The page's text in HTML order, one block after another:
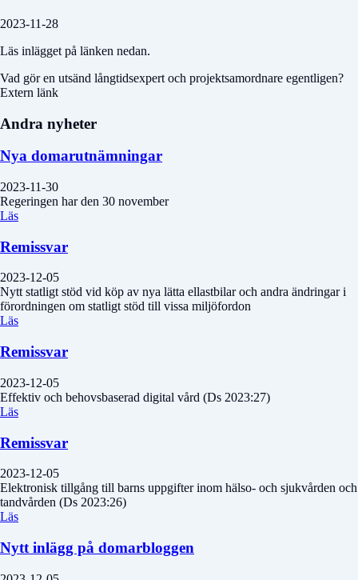
2023-11-28
Läs inlägget på länken nedan.
Vad gör en utsänd långtidsexpert och projektsamordnare egentligen?
Extern länk
Andra nyheter
Nya domarutnämningar
2023-11-30
Regeringen har den 30 november
Läs
Remissvar
2023-12-05
Nytt statligt stöd vid köp av nya lätta ellastbilar och andra ändringar i
förordningen om statligt stöd till vissa miljöfordon
Läs
Remissvar
2023-12-05
Effektiv och behovsbaserad digital vård (Ds 2023:27)
Läs
Remissvar
2023-12-05
Elektronisk tillgång till barns uppgifter inom hälso- och sjukvården och
tandvården (Ds 2023:26)
Läs
Nytt inlägg på domarbloggen